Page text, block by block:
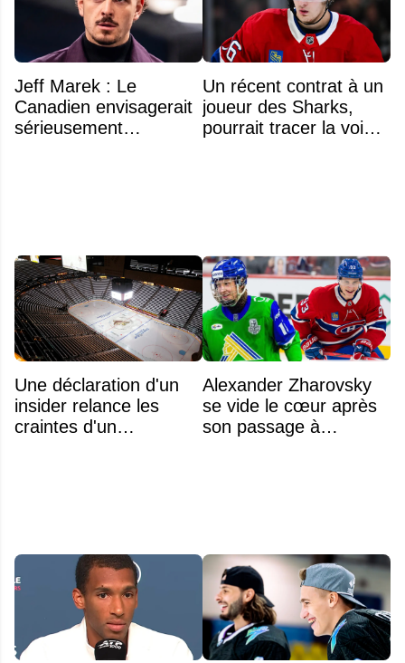
Jeff Marek : Le
Canadien envisagerait
sérieusement
Un récent contrat à un
joueur des Sharks,
pourrait tracer la voie à
Une déclaration d'un
insider relance les
craintes d'un
Alexander Zharovsky
se vide le cœur après
son passage à